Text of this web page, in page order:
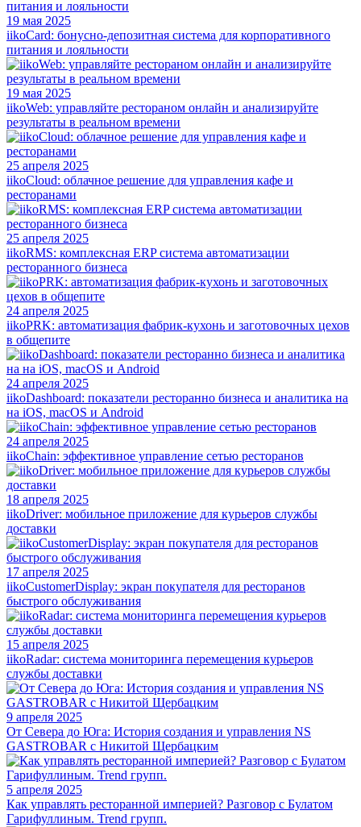
19 мая 2025
iikoCard: бонусно-депозитная система для корпоративного
питания и лояльности
19 мая 2025
iikoWeb: управляйте рестораном онлайн и анализируйте
результаты в реальном времени
25 апреля 2025
iikoCloud: облачное решение для управления кафе и
ресторанами
25 апреля 2025
iikoRMS: комплексная ERP система автоматизации
ресторанного бизнеса
24 апреля 2025
iikoPRK: автоматизация фабрик-кухонь и заготовочных цехов
в общепите
24 апреля 2025
iikoDashboard: показатели ресторанно бизнеса и аналитика на
на iOS, macOS и Android
24 апреля 2025
iikoChain: эффективное управление сетью ресторанов
18 апреля 2025
iikoDriver: мобильное приложение для курьеров службы
доставки
17 апреля 2025
iikoCustomerDisplay: экран покупателя для ресторанов
быстрого обслуживания
15 апреля 2025
iikoRadar: система мониторинга перемещения курьеров
службы доставки
9 апреля 2025
От Севера до Юга: История создания и управления NS
GASTROBAR с Никитой Щербацким
5 апреля 2025
Как управлять ресторанной империей? Разговор с Булатом
Гарифуллиным. Trend групп.